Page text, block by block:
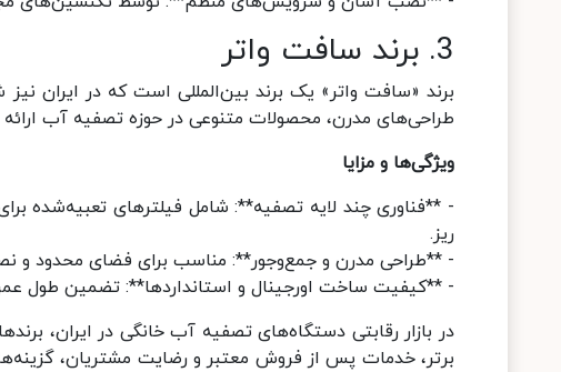
3. برند سافت واتر
برند «سافت واتر» یک برند بین‌المللی است که در ایران نیز
طراحی‌های مدرن، محصولات متنوعی در حوزه تصفیه آب
ویژگی‌ها و مزایا
- **فناوری چند لایه تصفیه**: شامل فیلترهای تعبیه‌شده
ریز.
- **طراحی مدرن و جمع‌وجور**: مناسب برای فضای محدود و
- **کیفیت ساخت اورجینال و استانداردها**: تضمین طول عمر
در بازار رقابتی دستگاه‌های تصفیه آب خانگی در ایران،
برتر، خدمات پس از فروش معتبر و رضایت مشتریان،